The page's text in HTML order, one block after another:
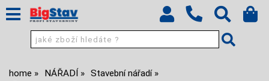
home NÁŘADÍ
Stavební nářadí